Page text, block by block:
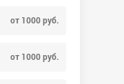
от 1000 руб.
от 1000 руб.